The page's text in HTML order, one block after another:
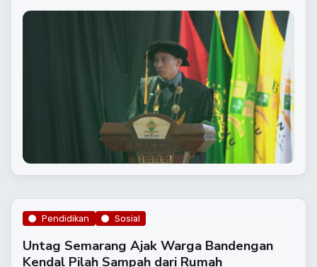
Pendidikan Sosial
​Untag Semarang Ajak Warga Bandengan
Kendal Pilah Sampah dari Rumah